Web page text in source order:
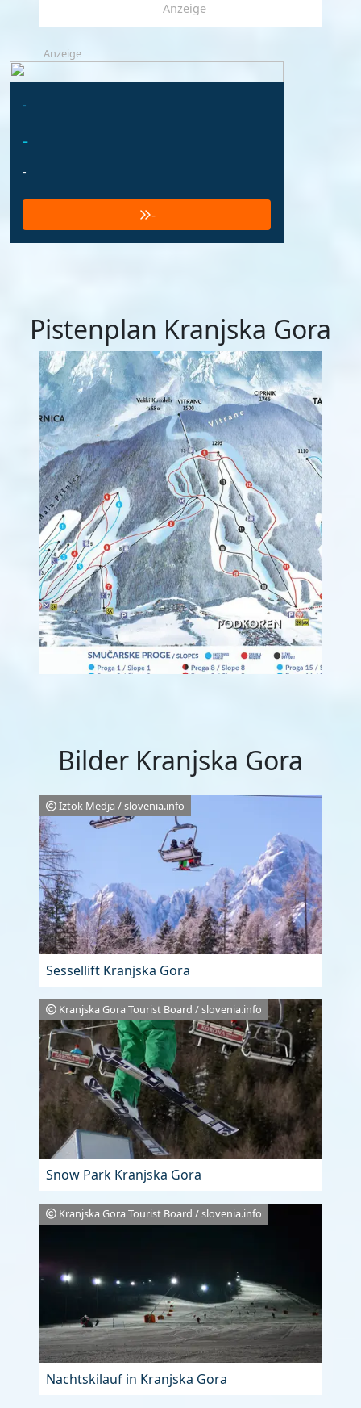
Anzeige
Anzeige
-
-
-
-
Pistenplan Kranjska Gora
Bilder Kranjska Gora
Iztok Medja / slovenia.info
Sessellift Kranjska Gora
Kranjska Gora Tourist Board / slovenia.info
Snow Park Kranjska Gora
Kranjska Gora Tourist Board / slovenia.info
Nachtskilauf in Kranjska Gora